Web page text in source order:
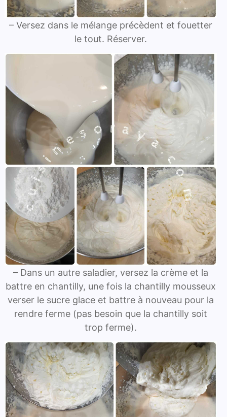
– Versez dans le mélange précèdent et fouetter
le tout. Réserver.
– Dans un autre saladier, versez la crème et la
battre en chantilly, une fois la chantilly mousseux
verser le sucre glace et battre à nouveau pour la
rendre ferme (pas besoin que la chantilly soit
trop ferme).